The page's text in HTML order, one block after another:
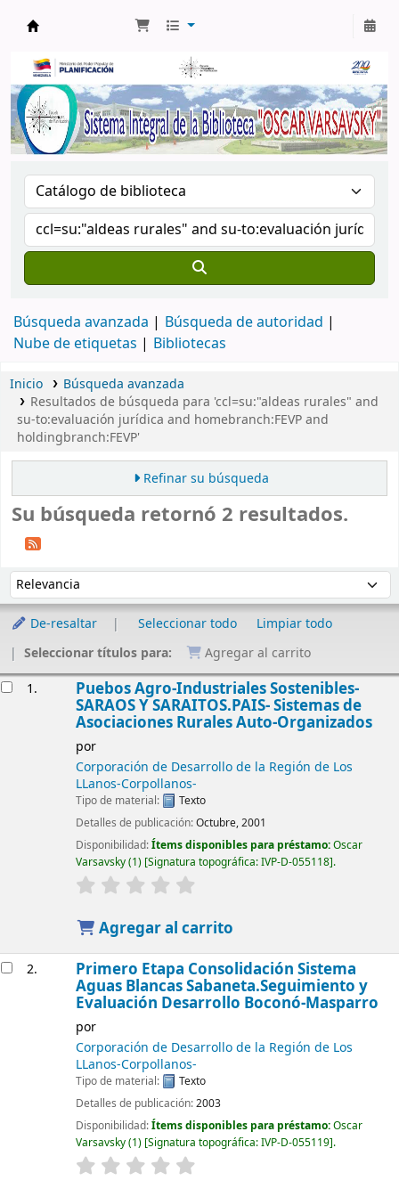
Búsqueda avanzada
Búsqueda de autoridad
Nube de etiquetas
Bibliotecas
Inicio
Búsqueda avanzada
Resultados de búsqueda para 'ccl=su:"aldeas rurales" and
su-to:evaluación jurídica and homebranch:FEVP and
holdingbranch:FEVP'
Refinar su búsqueda
Su búsqueda retornó 2 resultados.
Ordenar por:
De-resaltar Seleccionar todo
Limpiar todo
Seleccionar títulos para:
Agregar al carrito
1. Puebos Agro-Industriales Sostenibles-
SARAOS Y SARAITOS.PAIS- Sistemas de
Asociaciones Rurales Auto-Organizados
por
Corporación de Desarrollo de la Región de Los
LLanos-Corpollanos-
Tipo de material:
Texto
Detalles de publicación:Octubre, 2001
Disponibilidad:Ítems disponibles para préstamo:Oscar
Varsavsky(1) Signatura topográfica:IVP-D-055118 .
Agregar al carrito
2. Primero Etapa Consolidación Sistema
Aguas Blancas Sabaneta.Seguimiento y
Evaluación Desarrollo Boconó-Masparro
por
Corporación de Desarrollo de la Región de Los
LLanos-Corpollanos-
Tipo de material:
Texto
Detalles de publicación:2003
Disponibilidad:Ítems disponibles para préstamo:Oscar
Varsavsky(1) Signatura topográfica:IVP-D-055119 .